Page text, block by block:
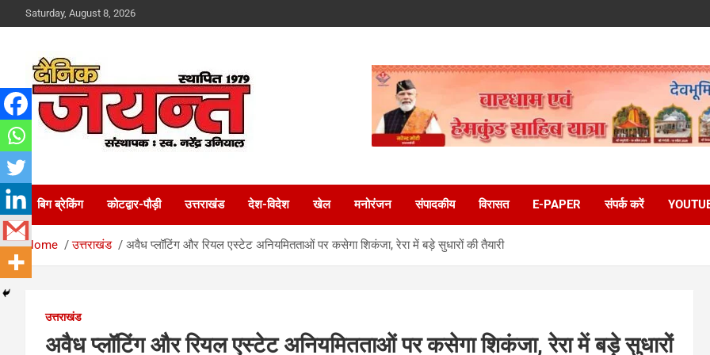
to
Saturday, August 8, 2026
Dainik Jayant
बिग ब्रेकिंग कोटद्वार-पौड़ी उत्तराखंड देश-विदेश खेल मनोरंजन संपादकीय विरासत E-PAPER संपर्क करें
Home उत्तराखंड अवैध प्लॉटिंग और रियल एस्टेट अनियमितताओं पर कसेगा शिकंजा, रेरा में बड़े सुधारों की तैयारी
उत्तराखंड
अवैध प्लॉटिंग और रियल एस्टेट अनियमितताओं पर कसेगा शिकंजा, रेरा में बड़े सुधारों